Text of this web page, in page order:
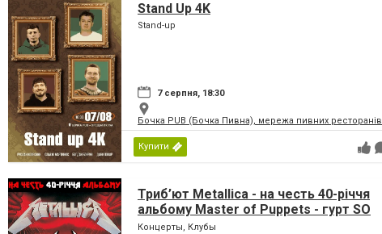
Stand Up 4K
Stand-up
7 серпня, 18:30
Бочка PUB (Бочка Пивна), мережа пивних ресторанів
Купити
Триб’ют Metallica - на честь 40-річчя
альбому Master of Puppets - гурт SO
WHAT & ROCK YOU!
Концерты, Клубы